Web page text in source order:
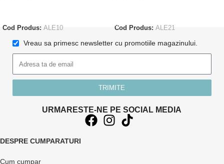
Cod Produs: ALE10 Cod Produs: ALE21
Vreau sa primesc newsletter cu promotiile magazinului.
TRIMITE
URMARESTE-NE PE SOCIAL MEDIA
DESPRE CUMPARATURI
Cum cumpar